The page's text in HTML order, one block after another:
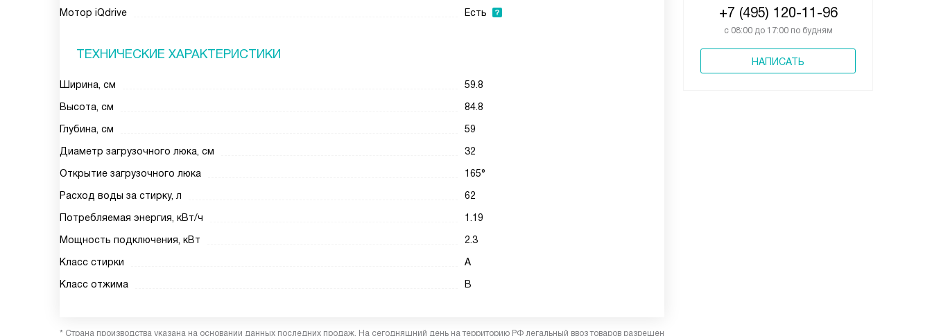
+7 (495) 120-11-96
с 08:00 до 17:00 по будням
НАПИСАТЬ
Мотор iQdrive Есть
ТЕХНИЧЕСКИЕ ХАРАКТЕРИСТИКИ
Ширина, см
59.8
Высота, см
84.8
Глубина, см
59
Диаметр загрузочного люка, см
32
Открытие загрузочного люка
165°
Расход воды за стирку, л
62
Потребляемая энергия, кВт/ч
1.19
Мощность подключения, кВт
2.3
Класс стирки
A
Класс отжима
В
* Страна производства указана на основании данных последних продаж. На сегодняшний день на территорию РФ легальный ввоз товаров разрешен